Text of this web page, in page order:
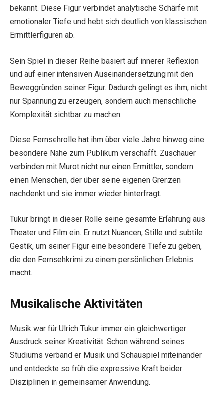
bekannt. Diese Figur verbindet analytische Schärfe mit
emotionaler Tiefe und hebt sich deutlich von klassischen
Ermittlerfiguren ab.
Sein Spiel in dieser Reihe basiert auf innerer Reflexion
und auf einer intensiven Auseinandersetzung mit den
Beweggründen seiner Figur. Dadurch gelingt es ihm, nicht
nur Spannung zu erzeugen, sondern auch menschliche
Komplexität sichtbar zu machen.
Diese Fernsehrolle hat ihm über viele Jahre hinweg eine
besondere Nähe zum Publikum verschafft. Zuschauer
verbinden mit Murot nicht nur einen Ermittler, sondern
einen Menschen, der über seine eigenen Grenzen
nachdenkt und sie immer wieder hinterfragt.
Tukur bringt in dieser Rolle seine gesamte Erfahrung aus
Theater und Film ein. Er nutzt Nuancen, Stille und subtile
Gestik, um seiner Figur eine besondere Tiefe zu geben,
die den Fernsehkrimi zu einem persönlichen Erlebnis
macht.
Musikalische Aktivitäten
Musik war für Ulrich Tukur immer ein gleichwertiger
Ausdruck seiner Kreativität. Schon während seines
Studiums verband er Musik und Schauspiel miteinander
und entdeckte so früh die expressive Kraft beider
Disziplinen in gemeinsamer Anwendung.